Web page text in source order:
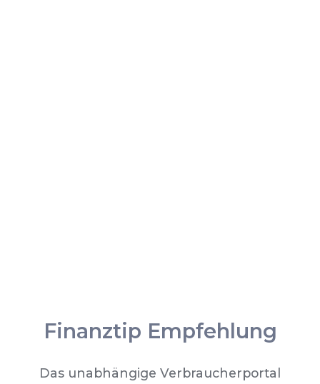
Finanztip Empfehlung
Das unabhängige Verbraucherportal